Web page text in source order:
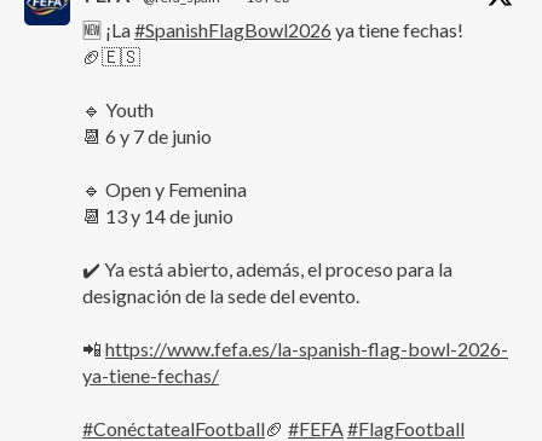
🆕 ¡La#SpanishFlagBowl2026 ya tiene fechas!
🏈🇪🇸
🔹 Youth
📆 6 y 7 de junio
🔹 Open y Femenina
📆 13 y 14 de junio
✔️ Ya está abierto, además, el proceso para la
designación de la sede del evento.
📲 https://www.fefa.es/la-spanish-flag-bowl-2026-
ya-tiene-fechas/
#ConéctatealFootball🏈 #FEFA#FlagFootball